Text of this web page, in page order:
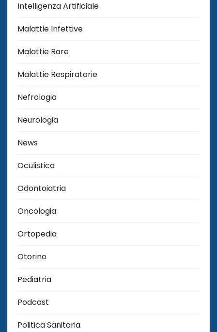
Intelligenza Artificiale
Malattie Infettive
Malattie Rare
Malattie Respiratorie
Nefrologia
Neurologia
News
Oculistica
Odontoiatria
Oncologia
Ortopedia
Otorino
Pediatria
Podcast
Politica Sanitaria